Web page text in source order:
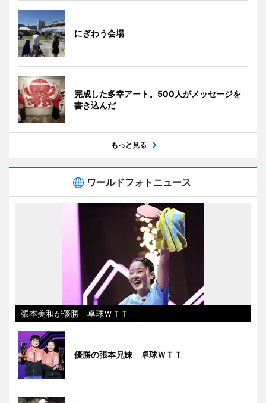
にぎわう会場
完成した多幸アート。500人がメッセージを
書き込んだ
もっと見る
ワールドフォトニュース
張本美和が優勝 卓球ＷＴＴ
優勝の張本兄妹 卓球ＷＴＴ